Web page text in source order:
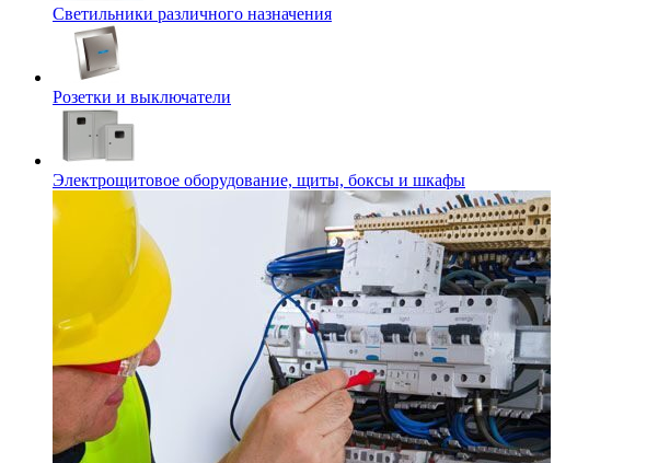
Светильники различного назначения
Розетки и выключатели
Электрощитовое оборудование, щиты, боксы и шкафы